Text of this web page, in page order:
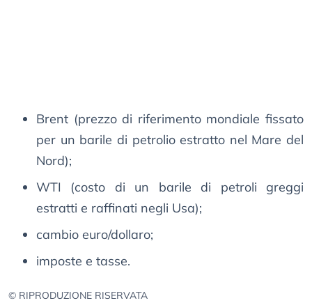
Brent (prezzo di riferimento mondiale fissato
per un barile di petrolio estratto nel Mare del
Nord);
WTI (costo di un barile di petroli greggi
estratti e raffinati negli Usa);
cambio euro/dollaro;
imposte e tasse.
© RIPRODUZIONE RISERVATA